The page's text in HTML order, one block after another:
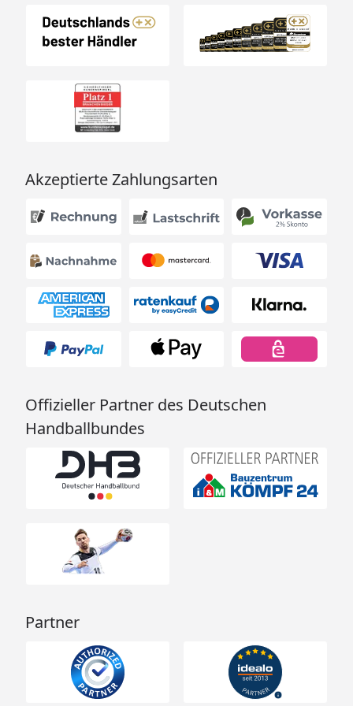
(optional erhältlich - siehe
Reiter "Zubehör")
Service-Leistungen zum
Festpreis
Weitere Informationen
Optionale Erweiterungen (siehe Reiter "Zubehör"):
Metal-Dachrinne
Skan Holz Gartenhaus CrossCube
Für das verwendete Material, die Konstruktion sowie
für die Verarbeitung gewähren wir Ihnen in
Zusammenarbeit mit der Firma Skan Holz 5 Jahre
Dekoration und Zusatzausstattung, welche nicht im
Lieferumfang enthalten ist. Den genauen
Lieferumfang entnehmen Sie dem Reiter
Akzeptierte Zahlungsarten
Offizieller Partner des Deutschen
Handballbundes
Partner